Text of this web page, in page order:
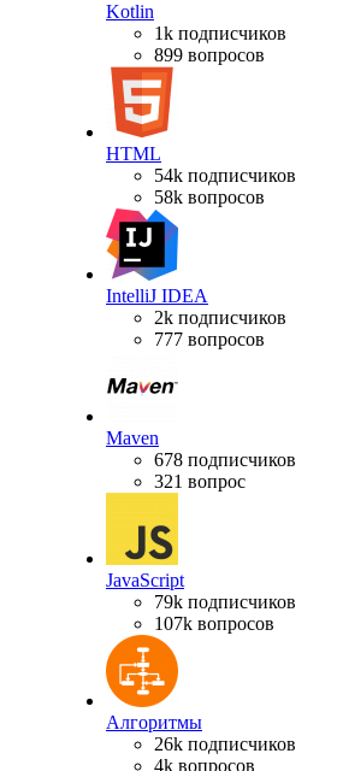
Kotlin
1k подписчиков
899 вопросов
HTML
54k подписчиков
58k вопросов
IntelliJ IDEA
2k подписчиков
777 вопросов
Maven
678 подписчиков
321 вопрос
JavaScript
79k подписчиков
107k вопросов
Алгоритмы
26k подписчиков
4k вопросов